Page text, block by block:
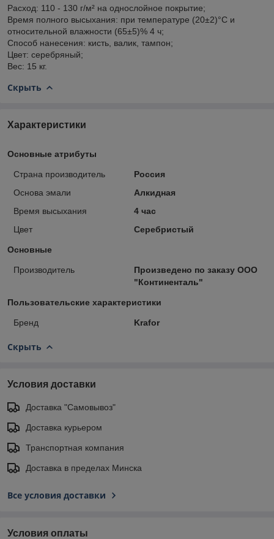
Расход: 110 - 130 г/м² на однослойное покрытие;
Время полного высыхания: при температуре (20±2)°C и
относительной влажности (65±5)% 4 ч;
Способ нанесения: кисть, валик, тампон;
Цвет: серебряный;
Вес: 15 кг.
Скрыть
Характеристики
Основные атрибуты
Страна производитель
Россия
Основа эмали
Алкидная
Время высыхания
4 час
Цвет
Серебристый
Основные
Производитель
Произведено по заказу ООО
"Континенталь"
Пользовательские характеристики
Бренд Krafor
Скрыть
Условия доставки
Доставка "Самовывоз"
Доставка курьером
Транспортная компания
Доставка в пределах Минска
Все условия доставки
Условия оплаты